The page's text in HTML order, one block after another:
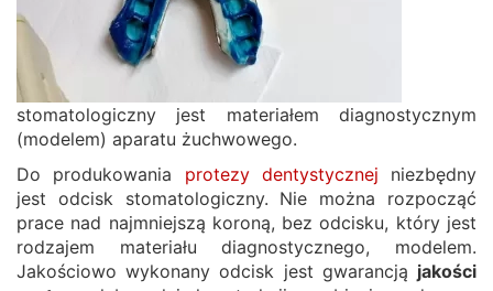
stomatologiczny jest materiałem diagnostycznym
(modelem) aparatu żuchwowego.
Do produkowania protezy dentystycznej niezbędny
jest odcisk stomatologiczny. Nie można rozpocząć
prace nad najmniejszą koroną, bez odcisku, który jest
rodzajem materiału diagnostycznego, modelem.
Jakościowo wykonany odcisk jest gwarancją jakości